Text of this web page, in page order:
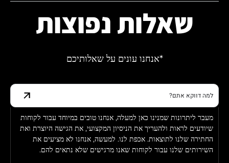
שאלות נפוצות
*אנחנו עונים על שאלותיכם
למה דווקא אתם?
מעבר ליתרונות שמנינו כאן למעלה, אנחנו טובים במיוחד עבור לקוחות
שיודעים לראות ולהעריך את הניסיון המקצועי, את הגישה היוצרת ואת
החתירה שלנו לתוצאות. אכפת לנו. למעשה, אנחנו לא מציעים את
השירותים שלנו עבור לקוחות שאנו מרגישים שלא נתאים להם.